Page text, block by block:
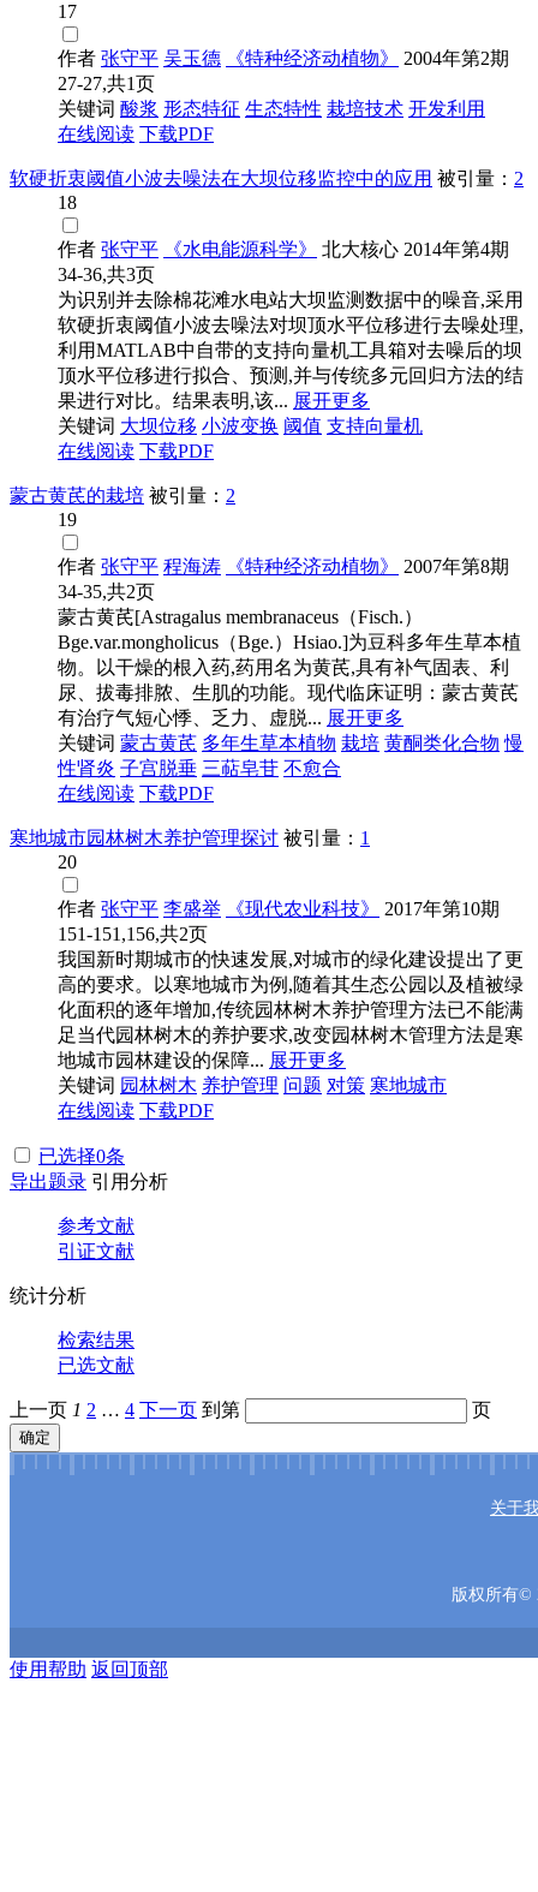
17
作者 张守平 吴玉德 《特种经济动植物》
2004年第2期
27-27,共1页
关键词 酸浆 形态特征 生态特性 栽培技术 开发利用
在线阅读 下载PDF
软硬折衷阈值小波去噪法在大坝位移监控中的应用 被引量： 2
18
作者 张守平 《水电能源科学》 北大核心 2014年第4期
34-36,共3页
为识别并去除棉花滩水电站大坝监测数据中的噪音,采用
软硬折衷阈值小波去噪法对坝顶水平位移进行去噪处理,
利用MATLAB中自带的支持向量机工具箱对去噪后的坝
顶水平位移进行拟合、预测,并与传统多元回归方法的结
果进行对比。结果表明,该... 展开更多
关键词 大坝位移 小波变换 阈值 支持向量机
在线阅读 下载PDF
蒙古黄芪的栽培 被引量： 2
19
作者 张守平 程海涛 《特种经济动植物》
2007年第8期
34-35,共2页
蒙古黄芪[Astragalus membranaceus（Fisch.）
Bge.var.mongholicus（Bge.）Hsiao.]为豆科多年生草本植
物。以干燥的根入药,药用名为黄芪,具有补气固表、利
尿、拔毒排脓、生肌的功能。现代临床证明：蒙古黄芪
有治疗气短心悸、乏力、虚脱... 展开更多
关键词 蒙古黄芪 多年生草本植物 栽培 黄酮类化合物 慢
性肾炎 子宫脱垂 三萜皂苷 不愈合
在线阅读 下载PDF
寒地城市园林树木养护管理探讨 被引量： 1
20
作者 张守平 李盛举 《现代农业科技》
2017年第10期
151-151,156,共2页
我国新时期城市的快速发展,对城市的绿化建设提出了更
高的要求。以寒地城市为例,随着其生态公园以及植被绿
化面积的逐年增加,传统园林树木养护管理方法已不能满
足当代园林树木的养护要求,改变园林树木管理方法是寒
地城市园林建设的保障... 展开更多
关键词 园林树木 养护管理 问题 对策 寒地城市
在线阅读 下载PDF
已选择0条
导出题录 引用分析
参考文献
引证文献
统计分析
检索结果
已选文献
上一页 1 2 … 4 下一页 到第 页
确定
关于
版权所有©
使用帮助 返回顶部